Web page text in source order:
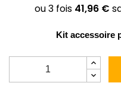
Kit accessoire